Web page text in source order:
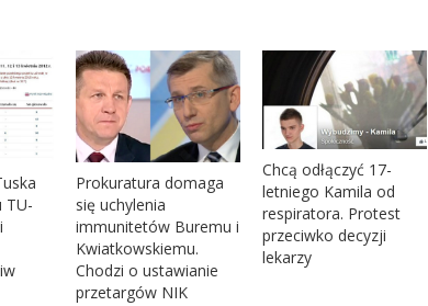
TU-
Prokuratura domaga
się uchylenia
immunitetów Buremu i
Kwiatkowskiemu.
Chodzi o ustawianie
przetargów NIK
Chcą odłączyć 17-
letniego Kamila od
respiratora. Protest
przeciwko decyzji
lekarzy